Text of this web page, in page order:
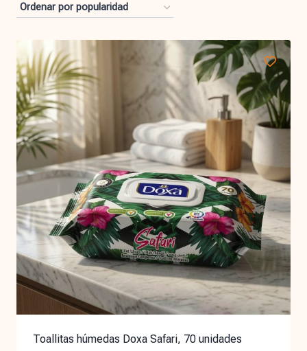
Toallitas húmedas Doxa Safari, 70 unidades